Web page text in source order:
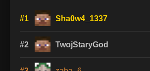
#1 Sha0w4_1337
#2 TwojStaryGod